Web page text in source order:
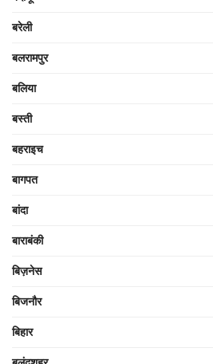
बरेली
बलरामपुर
बलिया
बस्ती
बहराइच
बागपत
बांदा
बाराबंकी
बिज़नेस
बिजनौर
बिहार